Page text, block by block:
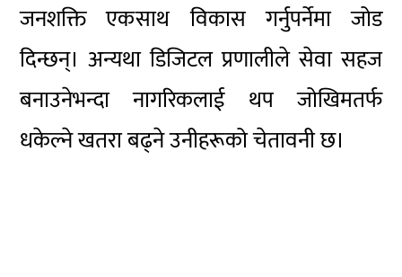
जनशक्ति एकसाथ विकास गर्नुपर्नेमा जोड
दिन्छन्। अन्यथा डिजिटल प्रणालीले सेवा सहज
बनाउनेभन्दा नागरिकलाई थप जोखिमतर्फ
धकेल्ने खतरा बढ्ने उनीहरूको चेतावनी छ।